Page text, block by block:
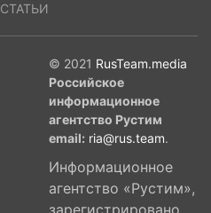
СТАТЬИ
© 2021 RusTeam.media
Российское
информационное
агентство Рустим
email: ria@rus.team.
Информационное
агентство «Рустим»,
зарегистрировано